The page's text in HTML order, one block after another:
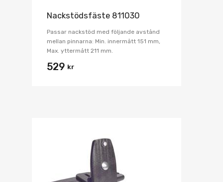
Nackstödsfäste 811030
Passar nackstöd med följande avstånd
mellan pinnarna: Min. innermått 151 mm,
Max. yttermått 211 mm.
529 kr